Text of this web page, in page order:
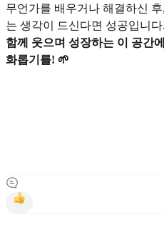
무언가를 배우거나 해결하신
는 생각이 드신다면 성공입니다
함께 웃으며 성장하는 이 공간
화롭기를! 🌱